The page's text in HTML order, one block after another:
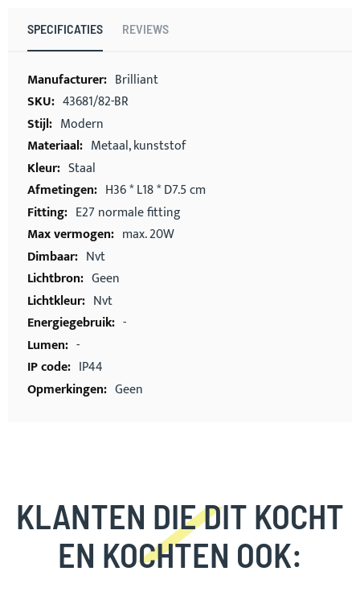
SPECIFICATIES REVIEWS
Meer
informatie
Brilliant
43681/82-BR
Modern
Metaal, kunststof
Staal
H36 * L18 * D7.5 cm
E27 normale fitting
max. 20W
Nvt
Geen
Nvt
-
-
IP44
Geen
KLANTEN DIE DIT KOCHT
EN KOCHTEN OOK: